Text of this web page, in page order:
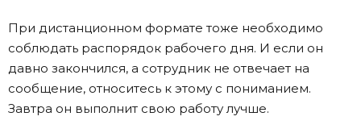
При дистанционном формате тоже необходимо
соблюдать распорядок рабочего дня. И если он
давно закончился, а сотрудник не отвечает на
сообщение, относитесь к этому с пониманием.
Завтра он выполнит свою работу лучше.